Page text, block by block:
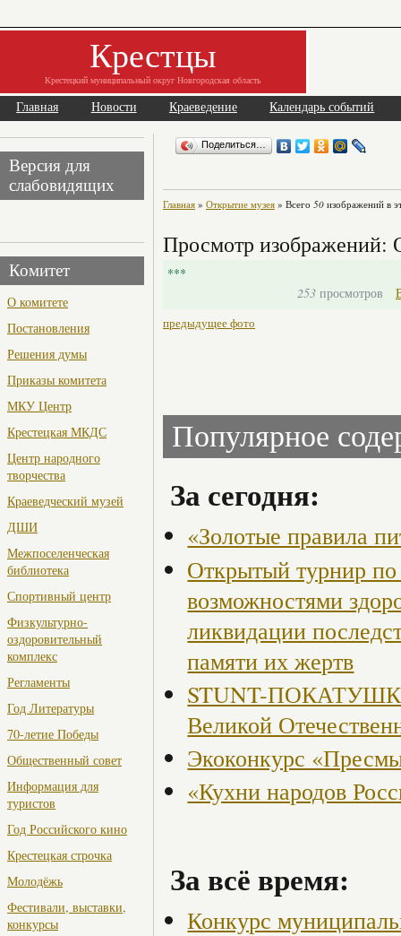
Крестцы
Крестецкий муниципальный округ Новгородская область
Главная Новости Краеведение Календарь событий
Версия для
слабовидящих
Комитет
О комитете
Постановления
Решения думы
Приказы комитета
МКУ Центр
Крестецкая МКДС
Центр народного
творчества
Краеведческий музей
ДШИ
Межпоселенческая
библиотека
Спортивный центр
Физкультурно-
оздоровительный
комплекс
Регламенты
Год Литературы
70-летие Победы
Общественный совет
Информация для
туристов
Год Российского кино
Крестецкая строчка
Молодёжь
Фестивали, выставки,
конкурсы
Поделиться…
Главная » Открытие музея » Всего 50 изображений в
Просмотр изображений:
***
253 просмотров
предыдущее фото
Популярное
За сегодня:
«Золотые правила
Открытый турнир
возможностями
ликвидации
памяти их жертв
STUNT-
Великой
Экоконкурс
«Кухни народов
За всё время:
Конкурс